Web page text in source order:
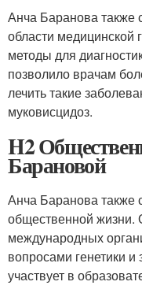
Анча Баранова также
области медицинской
методы для
позволило врачам
лечить такие
муковисцидоз.
H2
Барановой
Анча Баранова также
общественной жизни.
международных
вопросами генетики
участвует в